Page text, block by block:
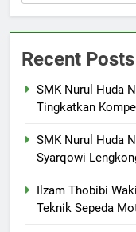
Recent Posts
SMK Nurul Huda
Tingkatkan
SMK Nurul Huda
Syarqowi
Ilzam Thobibi
Teknik Sepeda
7